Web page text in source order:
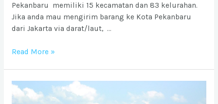
Pekanbaru memiliki 15 kecamatan dan 83 kelurahan.
Jika anda mau mengirim barang ke Kota Pekanbaru
dari Jakarta via darat/laut, …
Ongkos
ke
Kota
Read More »